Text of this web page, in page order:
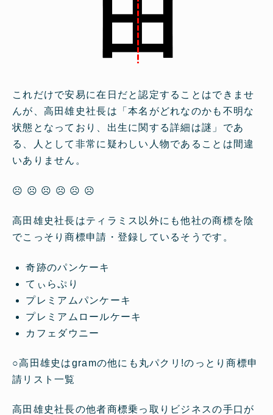
これだけで安易に在日だと認定することはできませ
んが、高田雄史社長は
本名がどれなのかも不明な
状態となっており、出生に関する詳細は謎
であ
る、人として非常に疑わしい人物であることは間違
いありません。
☹ ☹ ☹ ☹ ☹ ☹
高田雄史社長はティラミス以外にも他社の商標を陰
でこっそり商標申請・登録しているそうです。
奇跡のパンケーキ
てぃらぷり
プレミアムパンケーキ
プレミアムロールケーキ
カフェダウニー
○高田雄史はgramの他にも丸パクリ!のっとり商標申
請リスト一覧
高田雄史社長の他者商標乗っ取りビジネスの手口が